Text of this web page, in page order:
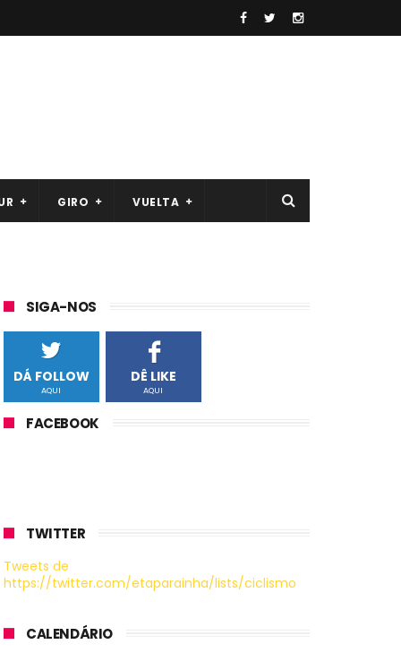
GIRO VUELTA
SIGA-NOS
DÁ FOLLOW
AQUI
DÊ LIKE
AQUI
FACEBOOK
TWITTER
Tweets de
https://twitter.com/etaparainha/lists/ciclismo
CALENDÁRIO